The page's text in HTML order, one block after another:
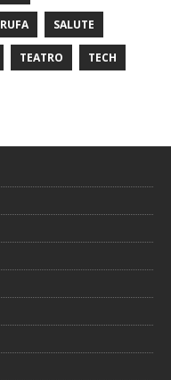
RUFA SALUTE
TEATRO TECH